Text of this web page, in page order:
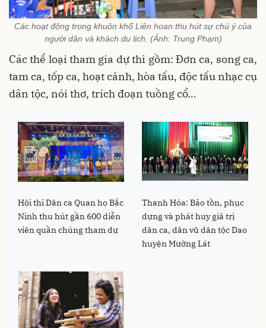
Các hoạt động trong khuôn khổ Liên hoan thu hút sự chú ý của
người dân và khách du lịch. (Ảnh: Trung Phạm)
Các thể loại tham gia dự thi gồm: Đơn ca, song ca,
tam ca, tốp ca, hoạt cảnh, hòa tấu, độc tấu nhạc cụ
dân tộc, nói thơ, trích đoạn tuồng cổ…
Hội thi Dân ca Quan họ Bắc
Ninh thu hút gần 600 diễn
viên quần chúng tham dự
Thanh Hóa: Bảo tồn, phục
dựng và phát huy giá trị
dân ca, dân vũ dân tộc Dao
huyện Mường Lát